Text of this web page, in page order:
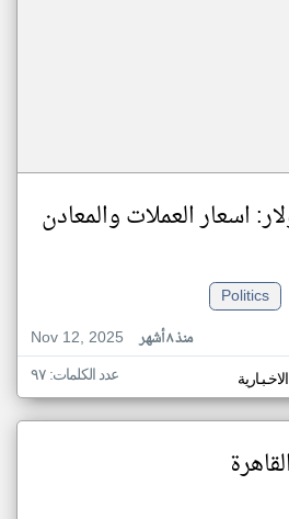
اسعار العملات والمعادن
Politics
Nov 12, 2025
منذ ٨ أشهر
عدد الكلمات: ٩٧